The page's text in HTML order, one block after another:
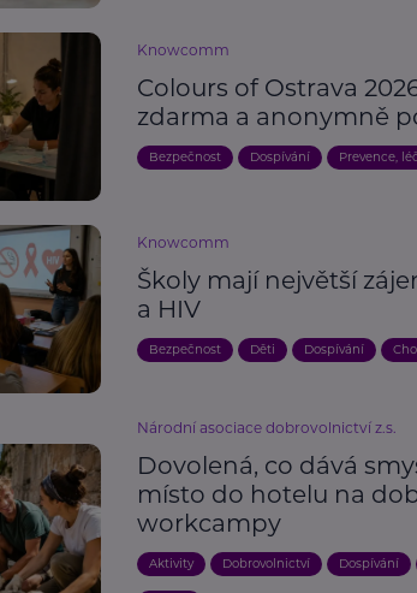
Knowcomm
Colours of Ostrava
zdarma a anonymně
Bezpečnost Dospívání Prevence,
Knowcomm
Školy mají největší
a HIV
Bezpečnost Děti Dospívání
Národní asociace dobrovolnictví z.s.
Dovolená, co dává
místo do hotelu na
workcampy
Aktivity Dobrovolnictví Dospívání